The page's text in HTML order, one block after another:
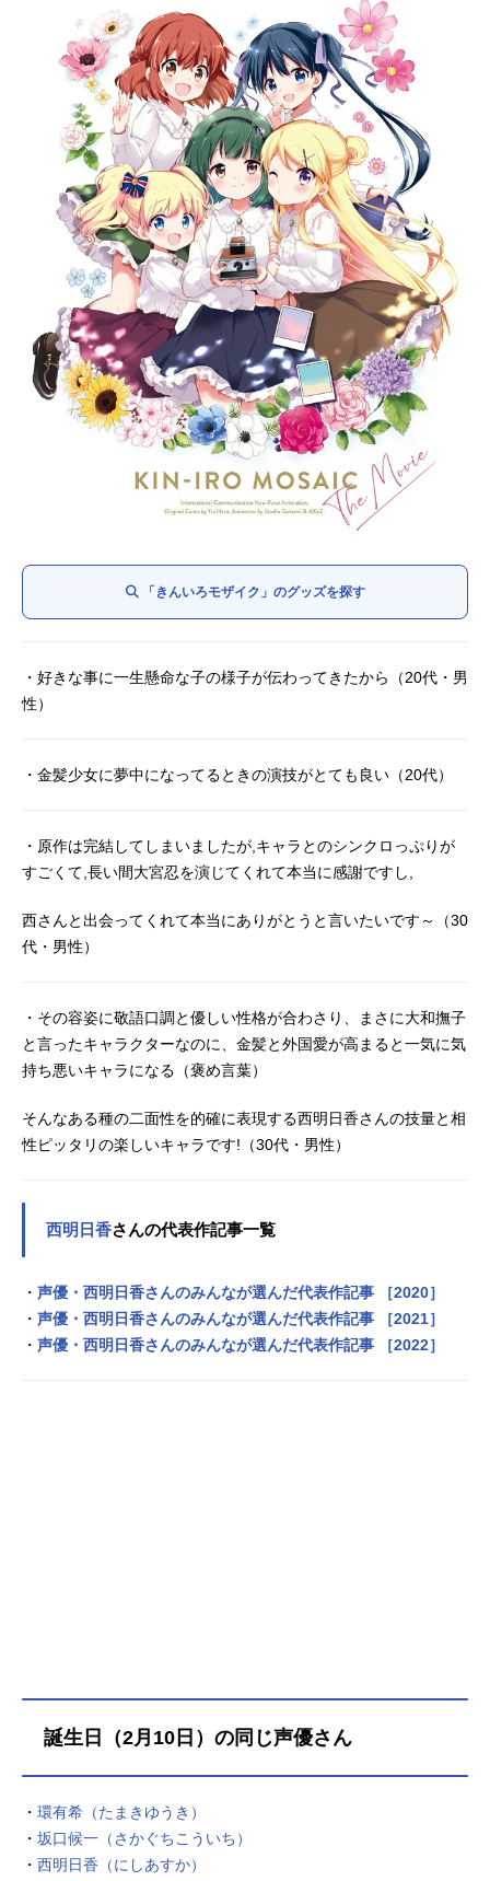
「きんいろモザイク」のグッズを探す
・好きな事に一生懸命な子の様子が伝わってきたから（20代・男
性）
・金髪少女に夢中になってるときの演技がとても良い（20代）
・原作は完結してしまいましたが,キャラとのシンクロっぷりが
すごくて,長い間大宮忍を演じてくれて本当に感謝ですし,
西さんと出会ってくれて本当にありがとうと言いたいです～（30
代・男性）
・その容姿に敬語口調と優しい性格が合わさり、まさに大和撫子
と言ったキャラクターなのに、金髪と外国愛が高まると一気に気
持ち悪いキャラになる（褒め言葉）
そんなある種の二面性を的確に表現する西明日香さんの技量と相
性ピッタリの楽しいキャラです!（30代・男性）
西明日香さんの代表作記事一覧
・ 声優・西明日香さんのみんなが選んだ代表作記事 ［2020］
・ 声優・西明日香さんのみんなが選んだ代表作記事 ［2021］
・ 声優・西明日香さんのみんなが選んだ代表作記事 ［2022］
誕生日（2月10日）の同じ声優さん
・ 環有希（たまきゆうき）
・ 坂口候一（さかぐちこういち）
・ 西明日香（にしあすか）